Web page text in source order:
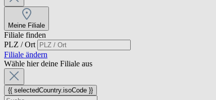
Meine Filiale
Filiale finden
PLZ / Ort
Filiale ändern
Wähle hier deine Filiale aus
{{ selectedCountry.isoCode }}